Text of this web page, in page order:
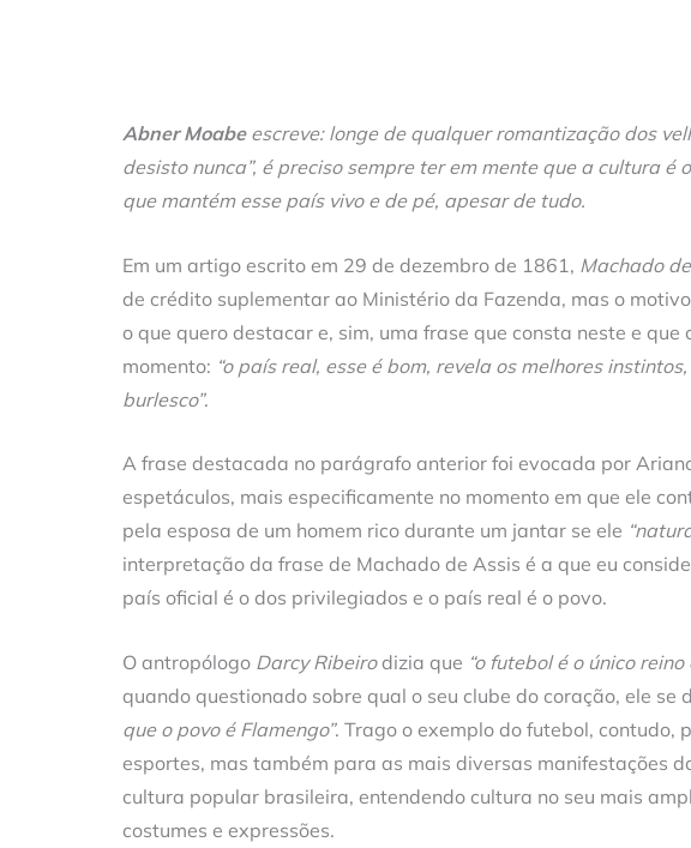
Abner Moabeescreve: longe de qualquer romantização dos
desisto nunca”, é preciso sempre ter em mente que a cultura é
que mantém esse país vivo e de pé, apesar de tudo.
Em um artigo escrito em 29 de dezembro de 1861, Machado
de crédito suplementar ao Ministério da Fazenda, mas o
o que quero destacar e, sim, uma frase que consta neste e
momento: “o país real, esse é bom, revela os melhores
burlesco”.
A frase destacada no parágrafo anterior foi evocada por
espetáculos, mais especificamente no momento em que ele
pela esposa de um homem rico durante um jantar se ele
interpretação da frase de Machado de Assis é a que eu
país oficial é o dos privilegiados e o país real é o povo.
O antropólogo Darcy Ribeirodizia que “o futebol é o único
quando questionado sobre qual o seu clube do coração, ele se
que o povo é Flamengo”. Trago o exemplo do futebol, contudo,
esportes, mas também para as mais diversas manifestações
cultura popular brasileira, entendendo cultura no seu mais
costumes e expressões.